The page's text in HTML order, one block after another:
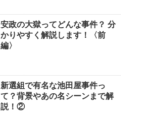
安政の大獄ってどんな事件？ 分
かりやすく解説します！〈前
編〉
新選組で有名な池田屋事件っ
て？背景やあの名シーンまで解
説！②